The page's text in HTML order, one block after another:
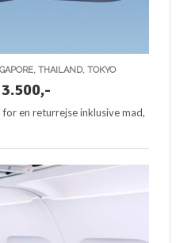
,THAILAND,TOKYO
en returrejse inklusive mad,